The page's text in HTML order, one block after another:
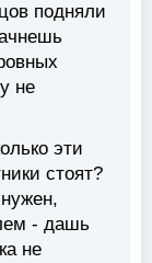
подняли
не
эти
стоят?
- дашь
не